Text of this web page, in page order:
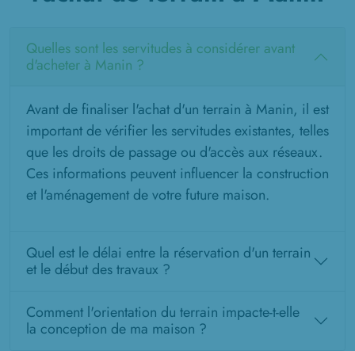
Quelles sont les servitudes à considérer avant
d'acheter à Manin ?
Avant de finaliser l'achat d'un terrain à Manin, il est
important de vérifier les servitudes existantes, telles
que les droits de passage ou d'accès aux réseaux.
Ces informations peuvent influencer la construction
et l'aménagement de votre future maison.
Quel est le délai entre la réservation d'un terrain
et le début des travaux ?
Comment l'orientation du terrain impacte-t-elle
la conception de ma maison ?